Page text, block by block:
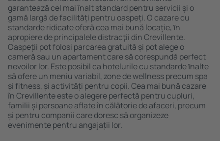
garantează cel mai înalt standard pentru servicii și o
gamă largă de facilități pentru oaspeți. O cazare cu
standarde ridicate oferă cea mai bună locație, ȋn
apropiere de principalele distracţii din Crevillente.
Oaspeții pot folosi parcarea gratuită și pot alege o
cameră sau un apartament care să corespundă perfect
nevoilor lor. Este posibil ca hotelurile cu standarde ȋnalte
să ofere un meniu variabil, zone de wellness precum spa
și fitness, și activități pentru copii. Cea mai bună cazare
în Crevillente este o alegere perfectă pentru cupluri,
familii și persoane aflate în călătorie de afaceri, precum
și pentru companii care doresc să organizeze
evenimente pentru angajații lor.